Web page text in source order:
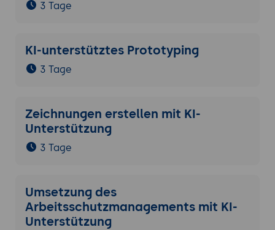
3 Tage
KI-unterstütztes Prototyping
3 Tage
Zeichnungen erstellen mit KI-
Unterstützung
3 Tage
Umsetzung des
Arbeitsschutzmanagements mit KI-
Unterstützung